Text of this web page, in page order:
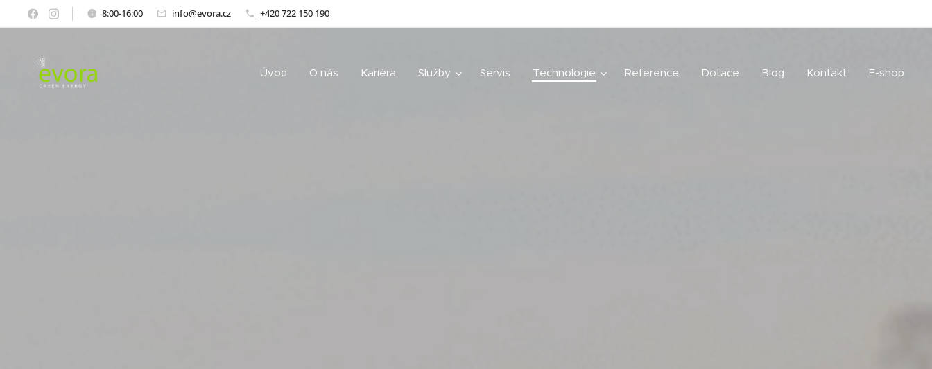
8:00-16:00 info@evora.cz +420 722 150 190
Úvod O nás Kariéra Služby Servis Technologie Reference Dotace Blog Kontakt E-shop